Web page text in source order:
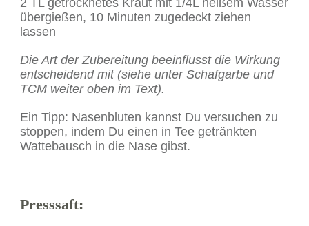
übergießen, 10 Minuten zugedeckt ziehen
lassen
Die Art der Zubereitung beeinflusst die Wirkung
entscheidend mit (siehe unter Schafgarbe und
TCM weiter oben im Text).
Ein Tipp: Nasenbluten kannst Du versuchen zu
stoppen, indem Du einen in Tee getränkten
Wattebausch in die Nase gibst.
Presssaft: